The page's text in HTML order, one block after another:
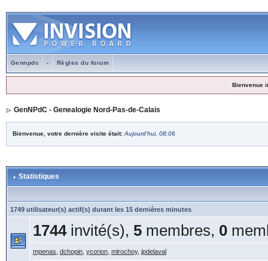
Gennpdc - Règles du forum
Bienvenue
GenNPdC - Genealogie Nord-Pas-de-Calais
Bienvenue, votre dernière visite était: Aujourd'hui, 08:06
Statistiques
1749 utilisateur(s) actif(s) durant les 15 dernières minutes
1744invité(s), 5membres, 0
mpenas dchopin, ycorion, mlrochoy, jpdelaval